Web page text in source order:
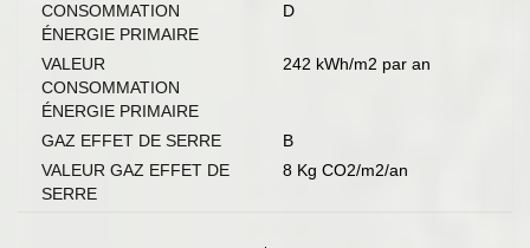
CONSOMMATION
ÉNERGIE PRIMAIRE
D
VALEUR
CONSOMMATION
ÉNERGIE PRIMAIRE
242 kWh/m2 par an
GAZ EFFET DE SERRE
B
VALEUR GAZ EFFET DE
SERRE
8 Kg CO2/m2/an